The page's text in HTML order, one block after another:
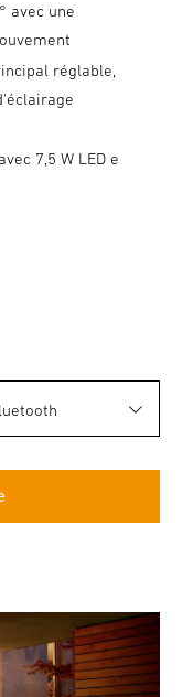
avec une
réglable,
7,5 W LED e